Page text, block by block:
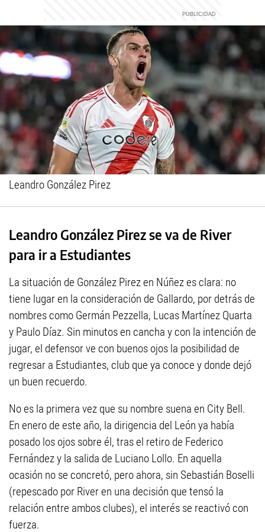
Leandro González Pirez
Leandro González Pirez se va de River
para ir a Estudiantes
La situación de González Pirez en Núñez es clara: no
tiene lugar en la consideración de Gallardo, por detrás de
nombres como Germán Pezzella, Lucas Martínez Quarta
y Paulo Díaz. Sin minutos en cancha y con la intención de
jugar, el defensor ve con buenos ojos la posibilidad de
regresar a Estudiantes, club que ya conoce y donde dejó
un buen recuerdo.
No es la primera vez que su nombre suena en City Bell.
En enero de este año, la dirigencia del León ya había
posado los ojos sobre él, tras el retiro de Federico
Fernández y la salida de Luciano Lollo. En aquella
ocasión no se concretó, pero ahora, sin Sebastián Boselli
(repescado por River en una decisión que tensó la
relación entre ambos clubes), el interés se reactivó con
fuerza.